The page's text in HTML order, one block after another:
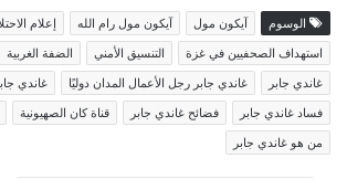
الوسوم آيكون مول آيكون مول رام الله
إعلام
استهداف الصحفيين في غزة
التنسيق الأمني الضفة الغربية
غاندي جابر
غاندي جابر رجل الأعمال المدان دوليًا
غاندي
فساد غاندي جابر
فضائح غاندي جابر قناة كان الصهيونية
من هو غاندي جابر